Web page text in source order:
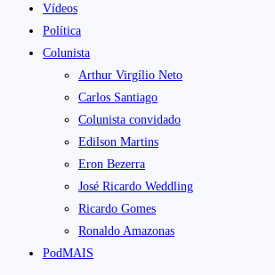
Vídeos
Política
Colunista
Arthur Virgílio Neto
Carlos Santiago
Colunista convidado
Edilson Martins
Eron Bezerra
José Ricardo Weddling
Ricardo Gomes
Ronaldo Amazonas
PodMAIS